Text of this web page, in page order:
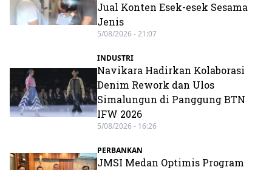
Jual Konten Esek-esek Sesama
Jenis
5/08/2026 - 21:07
INDUSTRI
Navikara Hadirkan Kolaborasi
Denim Rework dan Ulos
Simalungun di Panggung BTN
IFW 2026
5/08/2026 - 16:26
PERBANKAN
JMSI Medan Optimis Program